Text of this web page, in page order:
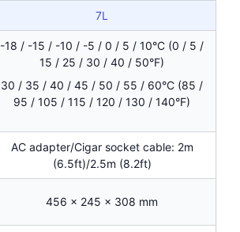
7L
-18 / -15 / -10 / -5 / 0 / 5 / 10°C (0 / 5 /
15 / 25 / 30 / 40 / 50°F)
30 / 35 / 40 / 45 / 50 / 55 / 60°C (85 /
95 / 105 / 115 / 120 / 130 / 140°F)
AC adapter/Cigar socket cable: 2m
(6.5ft)/2.5m (8.2ft)
456 x 245 x 308 mm